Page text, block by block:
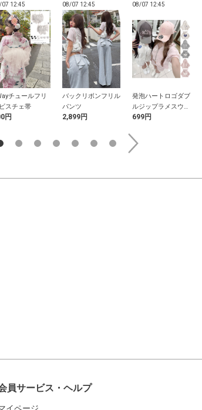
07 12:45
チュールフリ
スチェ帯
円
08/07 12:45
バックリボンフリル
パンツ
2,899円
08/07 12:45
発泡ハートロゴダブ
ルジップラメスウェ
ットパーカー
699円
員サービス・ヘルプ